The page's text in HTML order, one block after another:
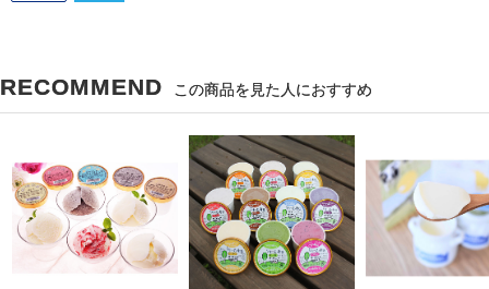
RECOMMEND この商品を見た人におすすめ